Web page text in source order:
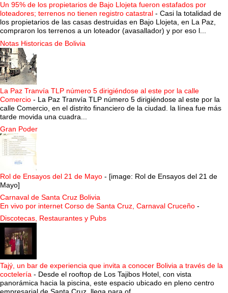
Un 95% de los propietarios de Bajo Llojeta fueron estafados por
loteadores; terrenos no tienen registro catastral - Casi la totalidad de
los propietarios de las casas destruidas en Bajo Llojeta, en La Paz,
compraron los terrenos a un loteador (avasallador) y por eso l...
Notas Historicas de Bolivia
La Paz Tranvía TLP número 5 dirigiéndose al este por la calle
Comercio - La Paz Tranvía TLP número 5 dirigiéndose al este por la
calle Comercio, en el distrito financiero de la ciudad. la línea fue más
tarde movida una cuadra...
Gran Poder
Rol de Ensayos del 21 de Mayo - [image: Rol de Ensayos del 21 de
Mayo]
Carnaval de Santa Cruz Bolivia
En vivo por internet Corso de Santa Cruz, Carnaval Cruceño -
Discotecas, Restaurantes y Pubs
Tajý, un bar de experiencia que invita a conocer Bolivia a través de la
coctelería - Desde el rooftop de Los Tajibos Hotel, con vista
panorámica hacia la piscina, este espacio ubicado en pleno centro